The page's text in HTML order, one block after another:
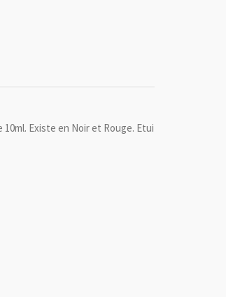
Existe en Noir et Rouge. Etui